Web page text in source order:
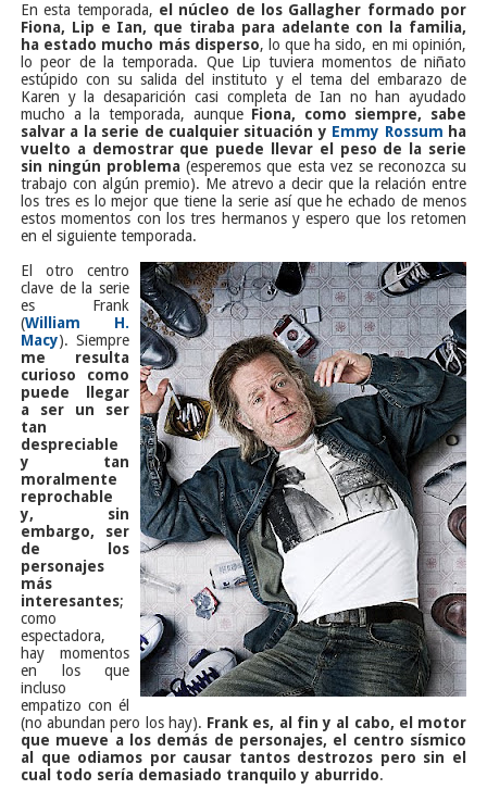
En esta temporada, el núcleo de los Gallagher formado por
Fiona, Lip e Ian, que tiraba para adelante con la familia,
ha estado mucho más disperso, lo que ha sido, en mi opinión,
lo peor de la temporada. Que Lip tuviera momentos de niñato
estúpido con su salida del instituto y el tema del embarazo de
Karen y la desaparición casi completa de Ian no han ayudado
mucho a la temporada, aunque Fiona, como siempre, sabe
salvar a la serie de cualquier situación y Emmy Rossum ha
vuelto a demostrar que puede llevar el peso de la serie
sin ningún problema(esperemos que esta vez se reconozca su
trabajo con algún premio). Me atrevo a decir que la relación entre
los tres es lo mejor que tiene la serie así que he echado de menos
estos momentos con los tres hermanos y espero que los retomen
en el siguiente temporada.
El otro centro
clave de la serie
es Frank
(William H.
Macy). Siempre
me resulta
curioso como
puede llegar
a ser un ser
tan
despreciable
y tan
moralmente
reprochab le
y, sin
embargo, ser
de los
personajes
más
interesantes;
como
espectadora,
hay momentos
en los que
incluso
empatizo con él
(no abundan pero los hay). Frank es, al fin y al cabo, el motor
que mueve a los demás de personajes, el centro sísmico
al que odiamos por causar tantos destrozos pero sin el
cual todo sería demasiado tranquilo y aburrido.